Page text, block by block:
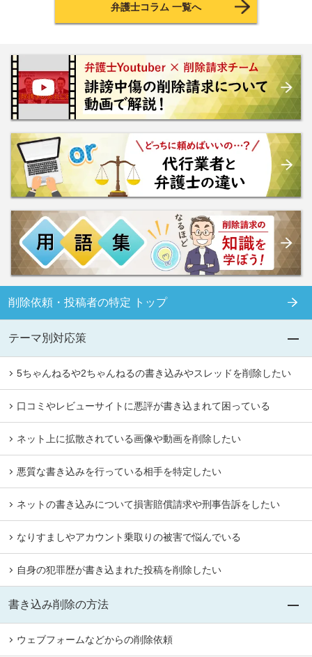
弁護士コラム 一覧へ
削除依頼・投稿者の特定 トップ
テーマ別対応策
5ちゃんねるや2ちゃんねるの書き込みやスレッドを削除したい
口コミやレビューサイトに悪評が書き込まれて困っている
ネット上に拡散されている画像や動画を削除したい
悪質な書き込みを行っている相手を特定したい
ネットの書き込みについて損害賠償請求や刑事告訴をしたい
なりすましやアカウント乗取りの被害で悩んでいる
自身の犯罪歴が書き込まれた投稿を削除したい
書き込み削除の方法
ウェブフォームなどからの削除依頼